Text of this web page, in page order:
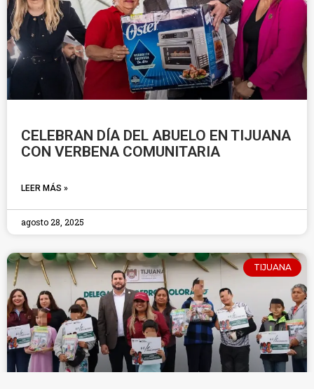
CELEBRAN DÍA DEL ABUELO EN TIJUANA
CON VERBENA COMUNITARIA
LEER MÁS »
agosto 28, 2025
TIJUANA